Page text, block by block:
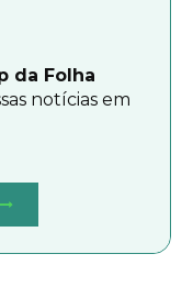
da Folha
notícias em